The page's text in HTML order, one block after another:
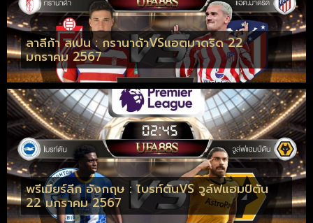
ลาลีก้า สเปน : กรานาด้าVSแอตมาดริด 22
มกราคม 2567
พรีเมียร์ลีก อังกฤษ : ไบรท์ตันVS วูล์ฟแฮมป์ตัน
22 มกราคม 2567